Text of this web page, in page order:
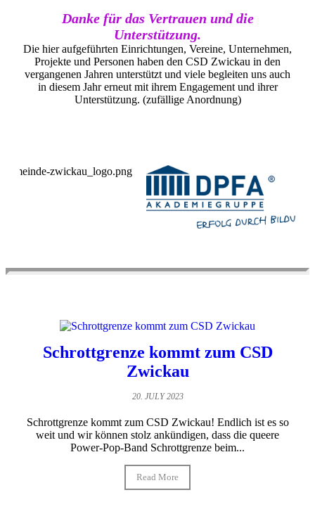
Danke für das Vertrauen und die
Unterstützung.
Die hier aufgeführten Einrichtungen, Vereine, Unternehmen,
Projekte und Personen haben den CSD Zwickau in den
vergangenen Jahren unterstützt und viele begleiten uns auch
in diesem Jahr erneut mit ihrem Engagement und ihrer
Unterstützung. (zufällige Anordnung)
Schrottgrenze kommt zum CSD
Zwickau
20. JULY 2023
Schrottgrenze kommt zum CSD Zwickau! Endlich ist es so
weit und wir können stolz ankündigen, dass die queere
Power-Pop-Band Schrottgrenze beim...
Read More